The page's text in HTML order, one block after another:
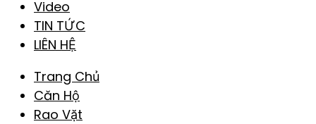
Video
TIN TỨC
LIÊN HỆ
Trang Chủ
Căn Hộ
Rao Vặt